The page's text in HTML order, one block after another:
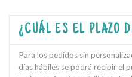
¿CUÁL ES EL PLAZO
Para los pedidos sin
días hábiles se podrá recibir el